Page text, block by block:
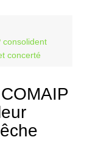
consolident
concerté